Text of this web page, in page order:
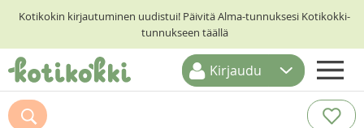
Kotikokin kirjautuminen uudistui! Päivitä Alma-tunnuksesi Kotikokki-
tunnukseen täällä
ETUSIVU
Kirjaudu
Suosittelemme myös